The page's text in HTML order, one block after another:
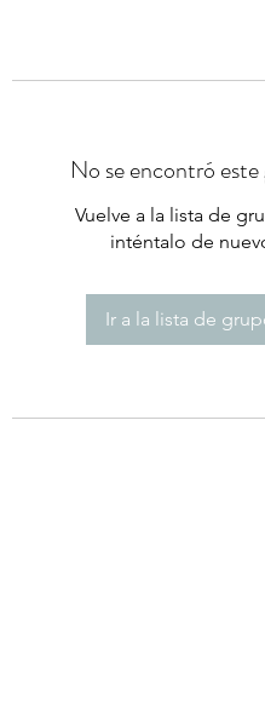
No se encontró
Vuelve a la lista de
inténtalo de
Ir a la lista de